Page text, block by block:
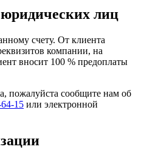
лиц
счету. От клиента
компании, на
вносит 100 % предоплаты
пожалуйста сообщите нам об
15 или электронной